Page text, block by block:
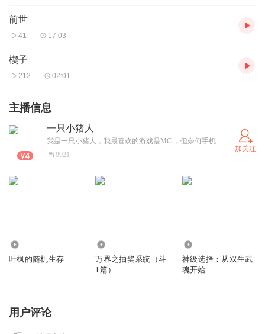
前世
41 17:03
楔子
212 02:01
主播信息
一只小猪人
我是一只小猪人，我最喜欢的游戏是MC ，但奈何手机配置太辣鸡，带不动啊 ，我喜欢特摄，动漫如假面骑士，奥特曼，斗罗等，我是一名小学生，呵，大家应该都听的出来，每天面对如山的作业，录几章书也算是一种解压方式吧，不经常更新，录的书音质也不好，我只能说想听就听吧！我也不奢求能火或赚取一些马内，不过我也是希望有人能点个关注，订阅，评价一下我的专辑，好了，嗑就唠到这里了，最后，欢迎您收听我的作品！
9921
加关注
叶枫的随机生存
万界之抽奖系统（斗
1篇）
神级选择：从双生武
魂开始
用户评论